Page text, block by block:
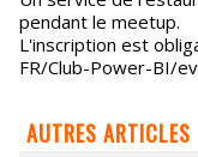
pendant le meetup.
L'inscription est
FR/Club-Power-BI/
AUTRES ARTICLES